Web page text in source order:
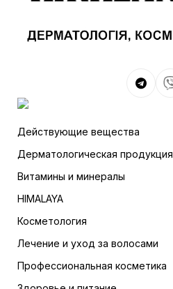
Действующие вещества
Дерматологическая продукция
Витамины и минералы
HIMALAYA
Косметология
Лечение и уход за волосами
Профессиональная косметика